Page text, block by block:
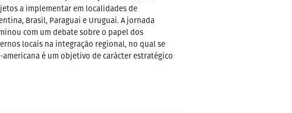
a implementar em localidades de
Brasil, Paraguai e Uruguai. A jornada
com um debate sobre o papel dos
locais na integração regional, no qual se
é um objetivo de carácter estratégico